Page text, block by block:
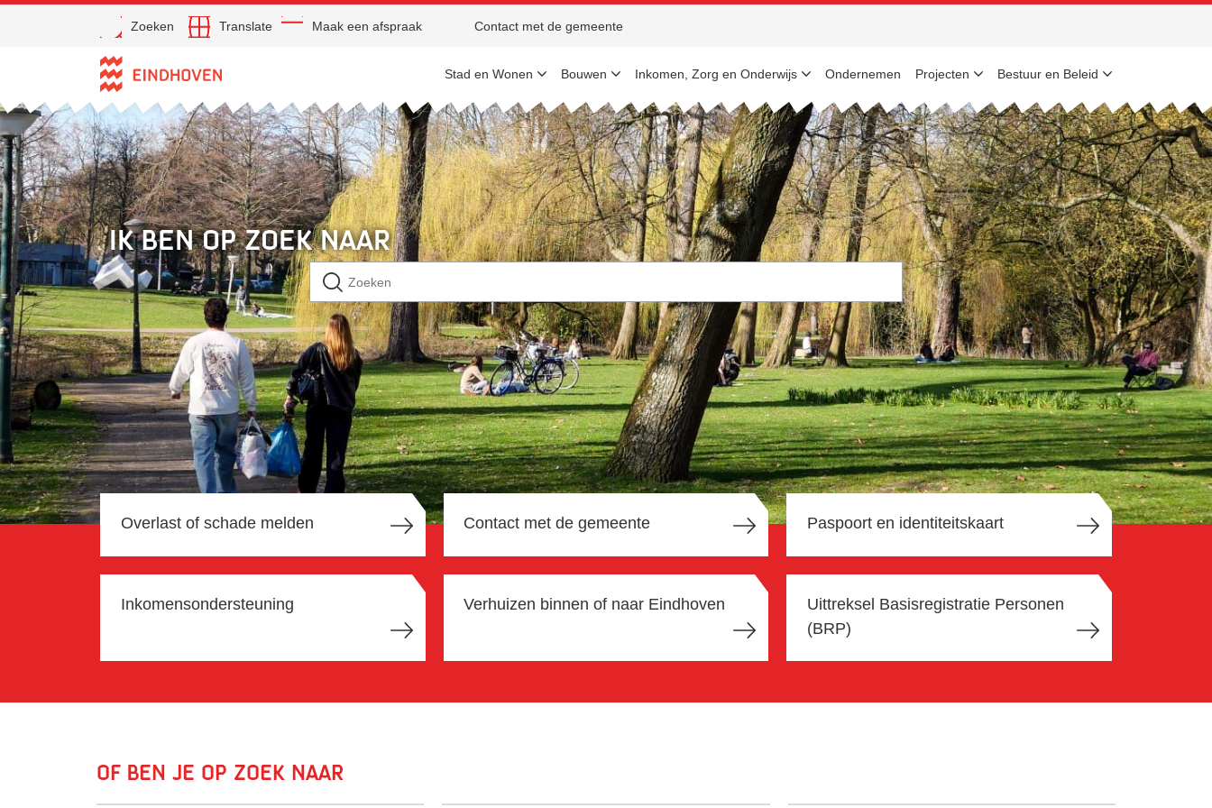
Direct naar de inhoud
Open
Zoeken Translate Maak een afspraak Contact met de gemeente
Stad en Wonen Bouwen Inkomen, Zorg en Onderwijs Ondernemen Projecten Bestuur en Beleid
Ik ben op zoek naar
Overlast of schade melden Contact met de gemeente Paspoort en identiteitskaart
Inkomensondersteuning Verhuizen binnen of naar Eindhoven
Uittreksel Basisregistratie Personen
(BRP)
Of ben je op zoek naar